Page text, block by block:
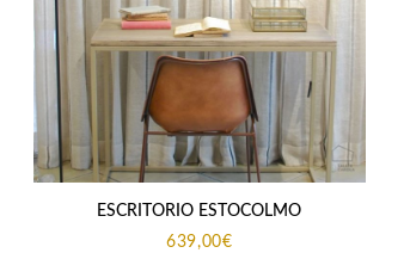
ESCRITORIO ESTOCOLMO
639,00€